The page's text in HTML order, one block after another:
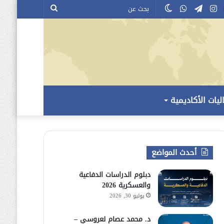
بحث
الوضعواتسابتيلقرام
انستقرام
الأكاديمية
أحدث المواضع
دبلوم الدراسات الدفاعية
والعسكرية 2026
يوليو 30, 2026
د. محمد عصام لعروسي –